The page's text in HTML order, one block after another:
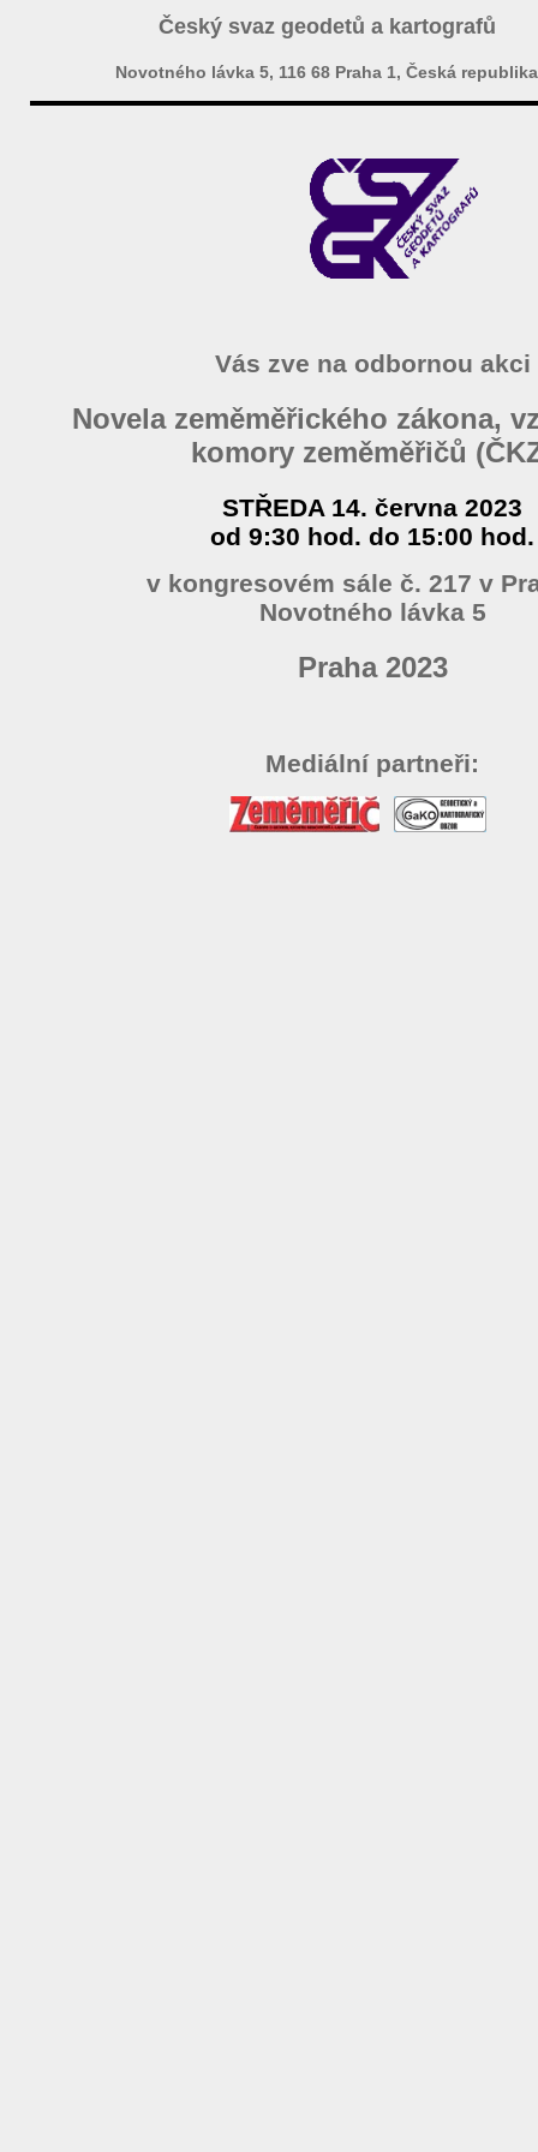
Český svaz geodetů a kartografů
Novotného lávka 5, 116 68 Praha 1, Česká republika
Vás zve na odbornou akci
Novela zeměměřického zákona,
komory zeměměřičů
STŘEDA 14. června 2023
od 9:30 hod. do 15:00 hod.
v kongresovém sále č. 217 v
Novotného lávka 5
Praha 2023
Mediální partneři: